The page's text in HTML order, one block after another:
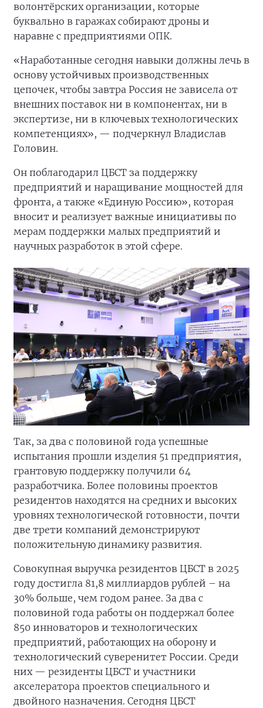
волонтёрских организации, которые
буквально в гаражах собирают дроны и
наравне с предприятиями ОПК.
«Наработанные сегодня навыки должны лечь в
основу устойчивых производственных
цепочек, чтобы завтра Россия не зависела от
внешних поставок ни в компонентах, ни в
экспертизе, ни в ключевых технологических
компетенциях», — подчеркнул Владислав
Головин.
Он поблагодарил ЦБСТ за поддержку
предприятий и наращивание мощностей для
фронта, а также «Единую Россию», которая
вносит и реализует важные инициативы по
мерам поддержки малых предприятий и
научных разработок в этой сфере.
Так, за два с половиной года успешные
испытания прошли изделия 51 предприятия,
грантовую поддержку получили 64
разработчика. Более половины проектов
резидентов находятся на средних и высоких
уровнях технологической готовности, почти
две трети компаний демонстрируют
положительную динамику развития.
Совокупная выручка резидентов ЦБСТ в 2025
году достигла 81,8 миллиардов рублей – на
30% больше, чем годом ранее. За два с
половиной года работы он поддержал более
850 инноваторов и технологических
предприятий, работающих на оборону и
технологический суверенитет России. Среди
них — резиденты ЦБСТ и участники
акселератора проектов специального и
двойного назначения. Сегодня ЦБСТ